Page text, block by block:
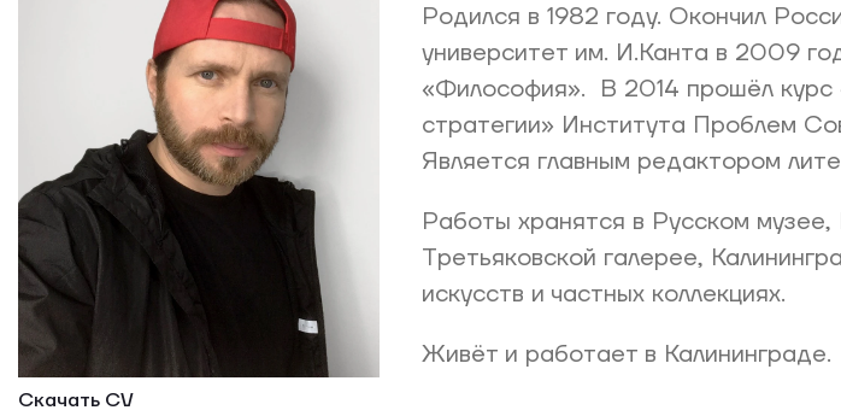
Скачать CV
Родился в 1982 году. Окончил
университет им. И.Канта в 2009
«Философия». В 2014 прошёл
стратегии» Института Проблем
Является главным редактором
Работы хранятся в Русском музее,
Третьяковской галерее,
искусств и частных коллекциях.
Живёт и работает в Калининграде.